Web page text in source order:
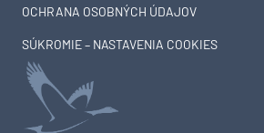
OCHRANA OSOBNÝCH ÚDAJOV
SÚKROMIE – NASTAVENIA COOKIES